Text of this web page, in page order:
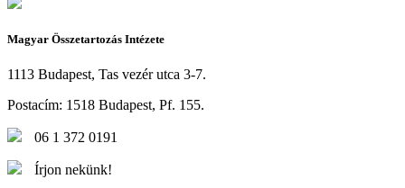
Magyar Összetartozás Intézete
1113 Budapest, Tas vezér utca 3-7.
Postacím: 1518 Budapest, Pf. 155.
06 1 372 0191
Írjon nekünk!